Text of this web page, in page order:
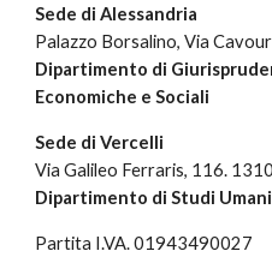
Sede di Alessandria
Palazzo Borsalino, Via
Dipartimento di
Economiche e Sociali
Sede di Vercelli
Via Galileo Ferraris, 116.
Dipartimento di Studi
Partita I.VA. 01943490027